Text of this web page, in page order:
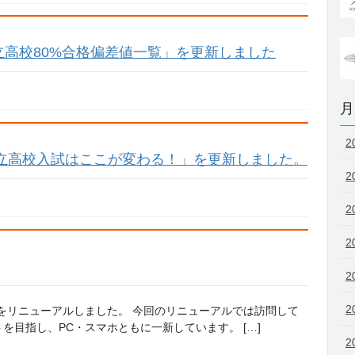
校80%合格偏差値一覧」を更新しました
校入試はここが変わる！」を更新しました。
ニューアルしました。 今回のリニューアルでは訪問して
目指し、PC・スマホともに一新しています。 […]